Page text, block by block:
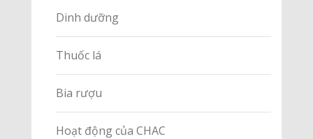
Dinh dưỡng
Thuốc lá
Bia rượu
Hoạt động của CHAC